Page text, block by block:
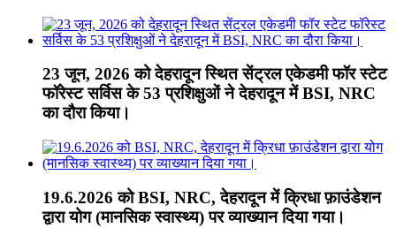
23 जून, 2026 को देहरादून स्थित सेंट्रल एकेडमी फॉर स्टेट
फॉरेस्ट सर्विस के 53 प्रशिक्षुओं ने देहरादून में BSI, NRC
का दौरा किया।
19.6.2026 को BSI, NRC, देहरादून में क्रिधा फ़ाउंडेशन
द्वारा योग (मानसिक स्वास्थ्य) पर व्याख्यान दिया गया।